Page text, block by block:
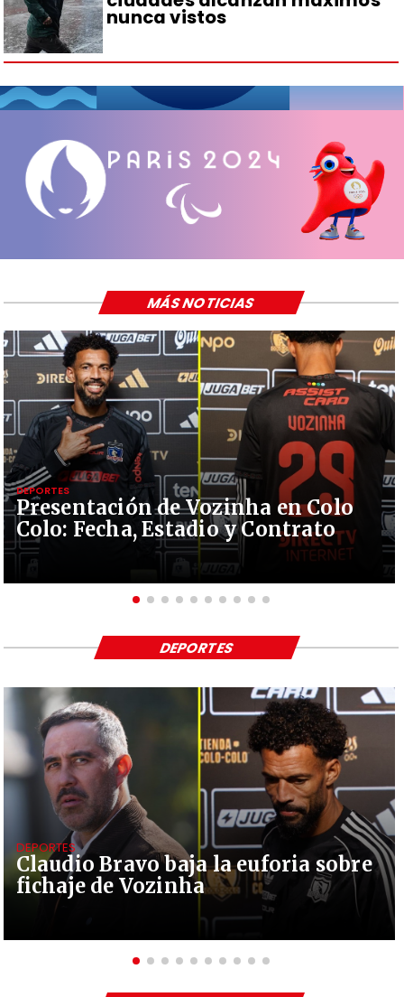
nunca vistos
Presentación de Vozinha en Colo
Colo: Fecha, Estadio y Contrato
DEPORTES
MÁS NOTICIAS
Claudio Bravo baja la euforia sobre
fichaje de Vozinha
DEPORTES
DEPORTES